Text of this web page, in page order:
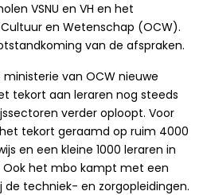
VSNU en VH en het
en Wetenschap (OCW).
van de afspraken.
van OCW nieuwe
tekort aan leraren nog steeds
verder oploopt. Voor
tekort geraamd op ruim 4000
en een kleine 1000 leraren in
het mbo kampt met een
techniek- en zorgopleidingen.